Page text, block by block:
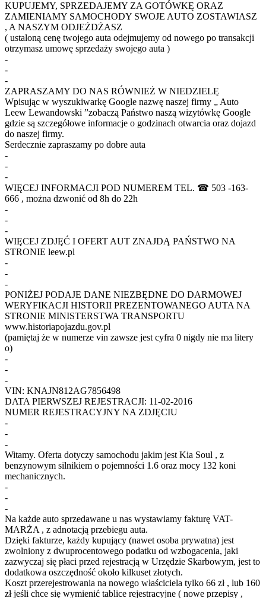
KUPUJEMY, SPRZEDAJEMY ZA GOTÓWKĘ ORAZ
ZAMIENIAMY SAMOCHODY SWOJE AUTO ZOSTAWIASZ
, A NASZYM ODJEŻDŻASZ
( ustaloną cenę twojego auta odejmujemy od nowego po transakcji
otrzymasz umowę sprzedaży swojego auta )
-
-
-
ZAPRASZAMY DO NAS RÓWNIEŻ W NIEDZIELĘ
Wpisując w wyszukiwarkę Google nazwę naszej firmy „ Auto
Leew Lewandowski ”zobaczą Państwo naszą wizytówkę Google
gdzie są szczegółowe informacje o godzinach otwarcia oraz dojazd
do naszej firmy.
Serdecznie zapraszamy po dobre auta
-
-
-
WIĘCEJ INFORMACJI POD NUMEREM TEL. ☎ 503 -163-
666 , można dzwonić od 8h do 22h
-
-
-
WIĘCEJ ZDJĘĆ I OFERT AUT ZNAJDĄ PAŃSTWO NA
STRONIE leew.pl
-
-
-
PONIŻEJ PODAJE DANE NIEZBĘDNE DO DARMOWEJ
WERYFIKACJI HISTORII PREZENTOWANEGO AUTA NA
STRONIE MINISTERSTWA TRANSPORTU
www.historiapojazdu.gov.pl
(pamiętaj że w numerze vin zawsze jest cyfra 0 nigdy nie ma litery
o)
-
-
-
VIN: KNAJN812AG7856498
DATA PIERWSZEJ REJESTRACJI: 11-02-2016
NUMER REJESTRACYJNY NA ZDJĘCIU
-
-
-
Witamy. Oferta dotyczy samochodu jakim jest Kia Soul , z
benzynowym silnikiem o pojemności 1.6 oraz mocy 132 koni
mechanicznych.
-
-
-
Na każde auto sprzedawane u nas wystawiamy fakturę VAT-
MARŻA , z adnotacją przebiegu auta.
Dzięki fakturze, każdy kupujący (nawet osoba prywatna) jest
zwolniony z dwuprocentowego podatku od wzbogacenia, jaki
zazwyczaj się płaci przed rejestracją w Urzędzie Skarbowym, jest to
dodatkowa oszczędność około kilkuset złotych.
Koszt przerejestrowania na nowego właściciela tylko 66 zł , lub 160
zł jeśli chce się wymienić tablice rejestracyjne ( nowe przepisy ,